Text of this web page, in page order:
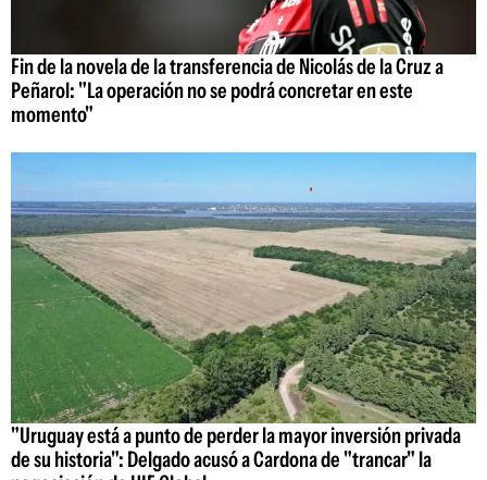
Fin de la novela de la transferencia de Nicolás de la Cruz a
Peñarol: "La operación no se podrá concretar en este
momento"
"Uruguay está a punto de perder la mayor inversión privada
de su historia": Delgado acusó a Cardona de "trancar" la